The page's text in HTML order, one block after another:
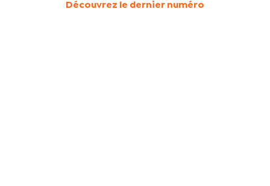
Découvrez le dernier numéro